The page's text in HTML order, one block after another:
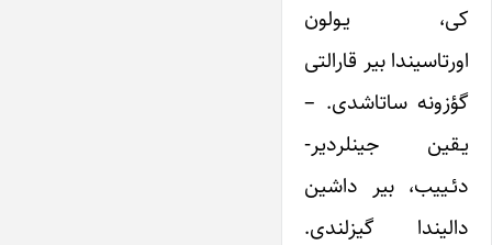
کی، یـولون
اورتاسیندا بیر قارالتی
گؤزونه ساتاشدی. –
یـقین جینلردیر-
دئـییب، بیر داشین
دالیندا گیزلندی.